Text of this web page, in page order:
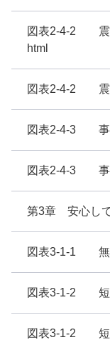
図表2-4-2 震
html
図表2-4-2 震
図表2-4-3 事
図表2-4-3 事
第3章 安心し
図表3-1-1 無
図表3-1-2 短
図表3-1-2 短